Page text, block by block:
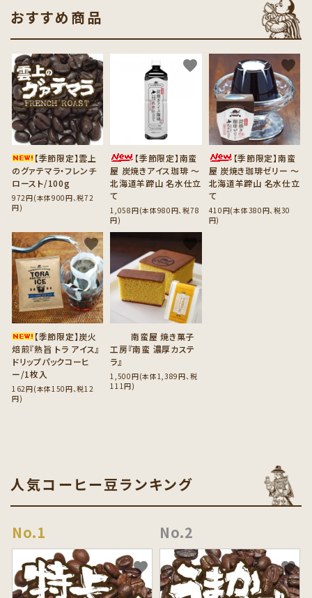
おすすめ商品
【季節限定】雲上
のグァテマラ・フレンチ
ロースト/100g
972円(本体900円、税72
円)
favorite
【季節限定】南蛮
屋 炭焼きアイス珈琲 ～
北海道羊蹄山 名水仕立
て
1,058円(本体980円、税78
円)
favorite
【季節限定】南蛮
屋 炭焼き珈琲ゼリー ～
北海道羊蹄山 名水仕立
て
410円(本体380円、税30
円)
favorite
【季節限定】炭火
焙煎『熟旨 トラ アイス』
ドリップパックコーヒ
ー/1枚入
162円(本体150円、税12
円)
favorite
南蛮屋 焼き菓子
工房『南蛮 濃厚カステ
ラ』
1,500円(本体1,389円、税
111円)
favorite
人気コーヒー豆ランキング
favorite favorite